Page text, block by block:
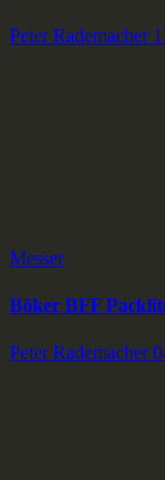
Peter Rademacher
Messer
Böker BFF
Peter Rademacher